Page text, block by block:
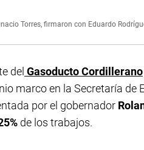
Torres, firmaron con Eduardo
del Gasoducto Cordillerano
marco en la Secretaría de
por el gobernador
de los trabajos.